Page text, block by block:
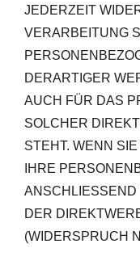
JEDERZEIT
VERARBEITUNG
DERARTIGER
AUCH FÜR DAS
SOLCHER
STEHT. WENN
IHRE
ANSCHLIESSEND
DER
(WIDERSPRUCH